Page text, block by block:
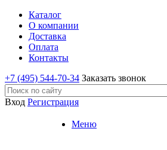
Каталог
О компании
Доставка
Оплата
Контакты
+7 (495) 544-70-34 Заказать звонок
Вход Регистрация
Меню